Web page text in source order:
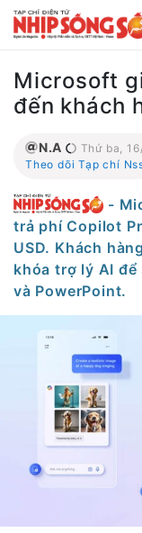
Microsoft
đến khách
N.A
Thứ ba,
Theo dõi Tạp chí
-
trả phí Copilot
USD. Khách
khóa trợ lý AI
và PowerPoint.